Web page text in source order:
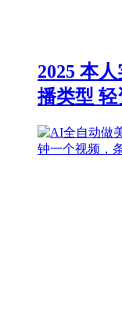
2025 本
播类型